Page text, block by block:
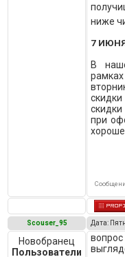
ниже
7
В
при
Scouser_95 Дата:
Новобранец
Пользователи